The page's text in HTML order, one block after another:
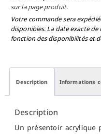
sur la page produit.
Votre commande sera
disponibles. La date exacte
fonction des disponibilités et
Description Informations
Description
Un présentoir acrylique